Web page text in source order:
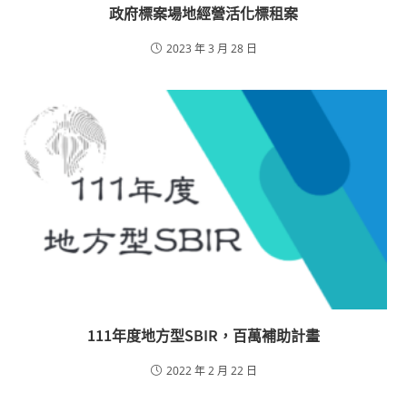
政府標案場地經營活化標租案
2023 年 3 月 28 日
111年度地方型SBIR，百萬補助計畫
2022 年 2 月 22 日